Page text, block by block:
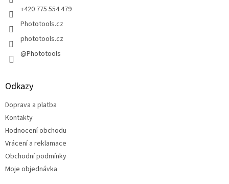
+420 775 554 479
Phototools.cz
phototools.cz
@Phototools
Odkazy
Doprava a platba
Kontakty
Hodnocení obchodu
Vrácení a reklamace
Obchodní podmínky
Moje objednávka